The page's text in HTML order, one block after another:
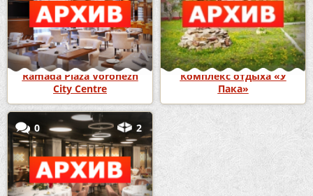
Ramada Plaza Voronezh
City Centre
Комплекс отдыха «У
Пака»
0 2